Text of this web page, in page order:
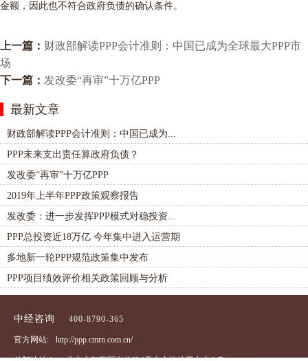
金额，因此也不符合政府负债的确认条件。
上一篇： 财政部解读PPP会计准则：中国已成为全球最大PPP市
场
下一篇： 发改委“再审”十万亿PPP
最新文章
财政部解读PPP会计准则：中国已成为...
PPP未来支出责任算政府负债？
发改委“再审”十万亿PPP
2019年上半年PPP政策观察报告
发改委：进一步发挥PPP模式对稳投资...
PPP总投资近18万亿 今年集中进入运营期
多地新一轮PPP规范政策集中发布
PPP项目绩效评价相关政策回顾与分析
中经咨询 400-8790-365
官方网站: http://ppp.cmrn.com.cn/